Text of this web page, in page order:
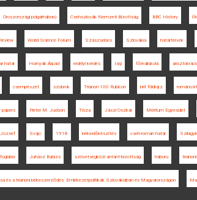
Oroszországi polgárháború Csehszlovák Nemzeti Bizottság BBC History
World Science Forum Szászsebes Szlovákia határtervek
határ Hornyák Árpád erdélyi kérdés Iaşi főreáliskola
csempészet szobrok Trianon 100 Rubicon brit földrajz
papers Pieter M. Judson Tisza Jászi Oszkár Meritum Egyesület
József Svájc 1918 békeelőkészítés cseh-román határ
Juhász Balázs szövetségközi antant-bizottság háború
és a trianoni békeszerződés. Emlékezetpolitikák Szlovákiában és Magyarországon